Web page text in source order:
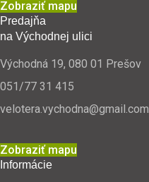
Zobraziť mapu
Predajňa
na Východnej ulici
Východná 19, 080 01 Prešov
051/77 31 415
velotera.vychodna@gmail.com
Zobraziť mapu
Informácie